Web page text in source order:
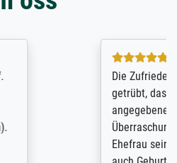
auch nicht dadurch
entgegen einer
(sollte eine
normannische
gleichzeitig